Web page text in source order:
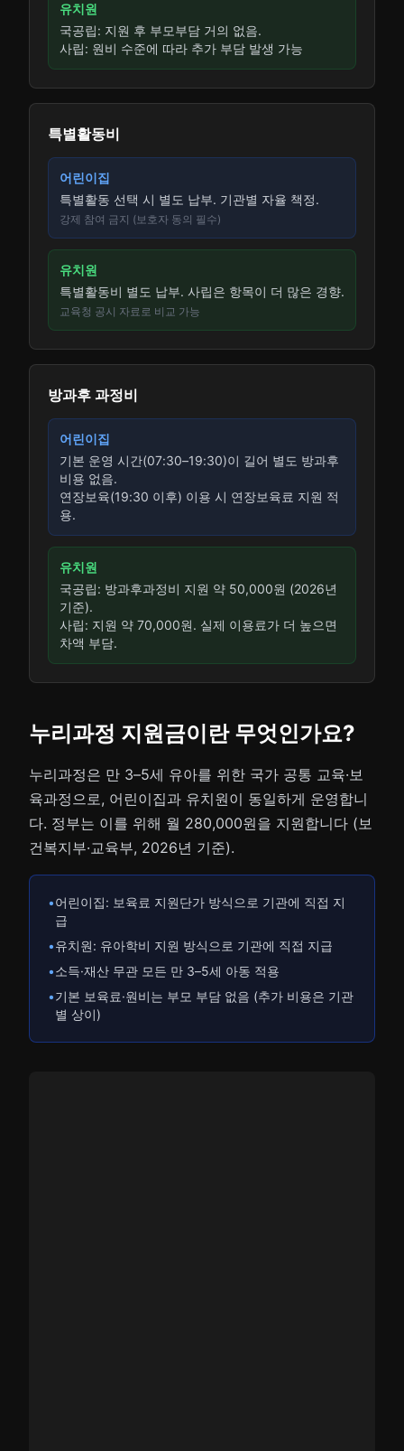
유치원
국공립: 지원 후 부모부담 거의 없음.
사립: 원비 수준에 따라 추가 부담 발생 가능
특별활동비
어린이집
특별활동 선택 시 별도 납부. 기관별 자율 책정.
강제 참여 금지 (보호자 동의 필수)
유치원
특별활동비 별도 납부. 사립은 항목이 더 많은 경향.
교육청 공시 자료로 비교 가능
방과후 과정비
어린이집
기본 운영 시간(07:30–19:30)이 길어 별도 방과후
비용 없음.
연장보육(19:30 이후) 이용 시 연장보육료 지원 적
용.
유치원
국공립: 방과후과정비 지원 약 50,000원 (2026년
기준).
사립: 지원 약 70,000원. 실제 이용료가 더 높으면
차액 부담.
누리과정 지원금이란 무엇인가요?
누리과정은 만 3–5세 유아를 위한 국가 공통 교육·보
육과정으로, 어린이집과 유치원이 동일하게 운영합니
다. 정부는 이를 위해 월 280,000원을 지원합니다 (보
건복지부·교육부, 2026년 기준).
•어린이집: 보육료 지원단가 방식으로 기관에 직접 지
급
•유치원: 유아학비 지원 방식으로 기관에 직접 지급
•소득·재산 무관 모든 만 3–5세 아동 적용
•기본 보육료·원비는 부모 부담 없음 (추가 비용은 기관
별 상이)